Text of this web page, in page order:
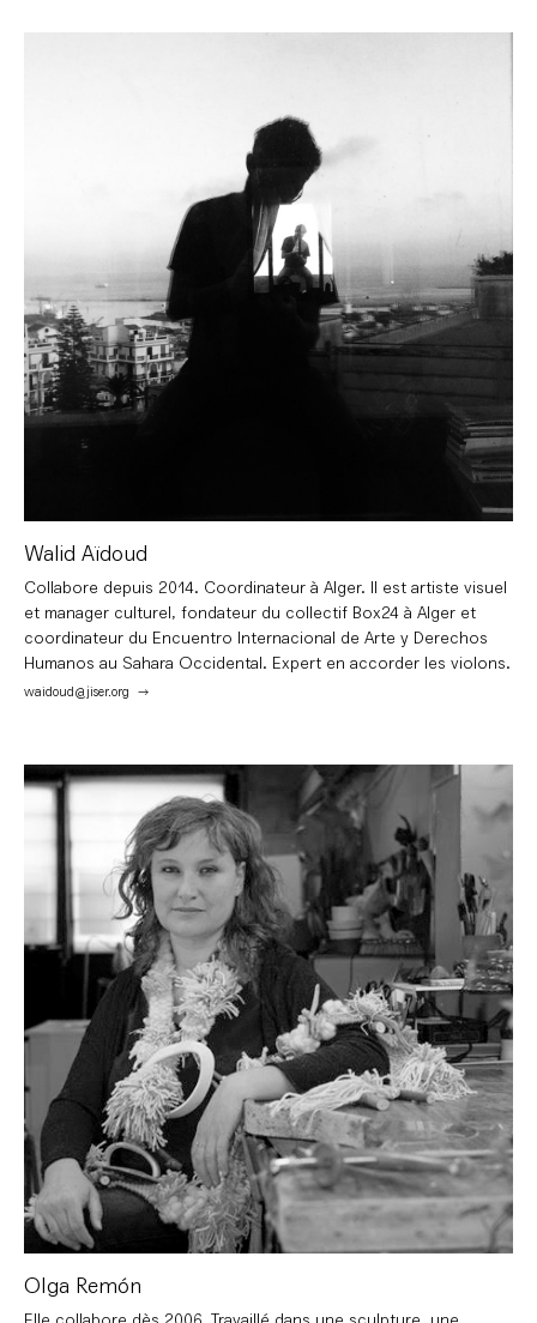
Walid Aïdoud
Collabore depuis 2014. Coordinateur à Alger. Il est artiste visuel
et manager culturel, fondateur du collectif Box24 à Alger et
coordinateur du Encuentro Internacional de Arte y Derechos
Humanos au Sahara Occidental. Expert en accorder les violons.
waidoud@jiser.org
Olga Remón